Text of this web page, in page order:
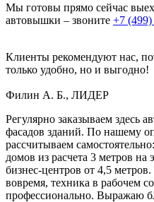
Мы готовы прямо сейчас
автовышки – звоните +7 (499)
Клиенты рекомендуют нас,
только удобно, но и выгодно!
Филин А. Б., ЛИДЕР
Регулярно заказываем здесь
фасадов зданий. По нашему
рассчитываем
домов из расчета 3 метров на
бизнес-центров от 4,5
вовремя, техника в рабочем
профессионально. Выражаю